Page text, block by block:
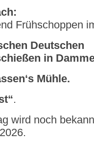
Frühschoppen
Deutschen
in
Mühle.
.
wird noch